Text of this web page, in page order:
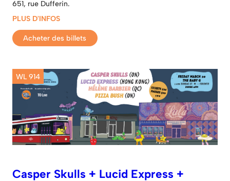
651, rue Dufferin.
PLUS D'INFOS
Acheter des billets
WL 914
Casper Skulls + Lucid Express +